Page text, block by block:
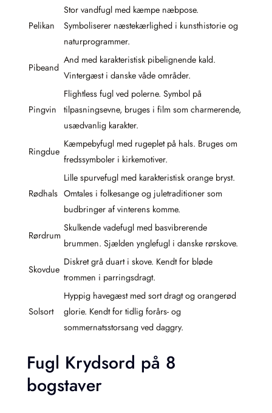
Pelikan
Stor vandfugl med kæmpe næbpose.
Symboliserer næstekærlighed i kunsthistorie og
naturprogrammer.
Pibeand
And med karakteristisk pibelignende kald.
Vintergæst i danske våde områder.
Pingvin
Flightless fugl ved polerne. Symbol på
tilpasningsevne, bruges i film som charmerende,
usædvanlig karakter.
Ringdue
Kæmpebyfugl med rugeplet på hals. Bruges om
fredssymboler i kirkemotiver.
Rødhals
Lille spurvefugl med karakteristisk orange bryst.
Omtales i folkesange og juletraditioner som
budbringer af vinterens komme.
Rørdrum
Skulkende vadefugl med basvibrerende
brummen. Sjælden ynglefugl i danske rørskove.
Skovdue
Diskret grå duart i skove. Kendt for bløde
trommen i parringsdragt.
Solsort
Hyppig havegæst med sort dragt og orangerød
glorie. Kendt for tidlig forårs- og
sommernatsstorsang ved daggry.
Fugl Krydsord på 8
bogstaver